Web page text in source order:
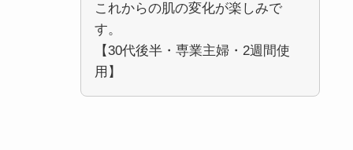
これからの肌の変化が楽しみで
す。
【30代後半・専業主婦・2週間使
用】